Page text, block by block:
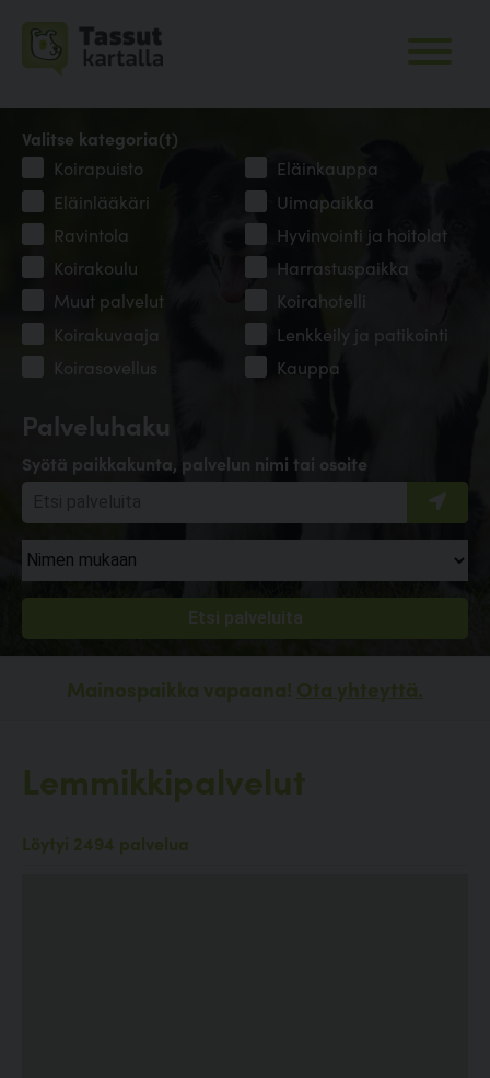
Palveluhaku
Syötä paikkakunta, palvelun nimi tai osoite
Valitse kategoria(t)
Koirapuisto
Eläinkauppa
Eläinlääkäri
Uimapaikka
Ravintola
Hyvinvointi ja hoitolat
Koirakoulu
Harrastuspaikka
Muut palvelut
Koirahotelli
Koirakuvaaja
Lenkkeily ja patikointi
Koirasovellus
Kauppa
Mainospaikka vapaana! Ota yhteyttä.
Lemmikkipalvelut
Löytyi 2494 palvelua